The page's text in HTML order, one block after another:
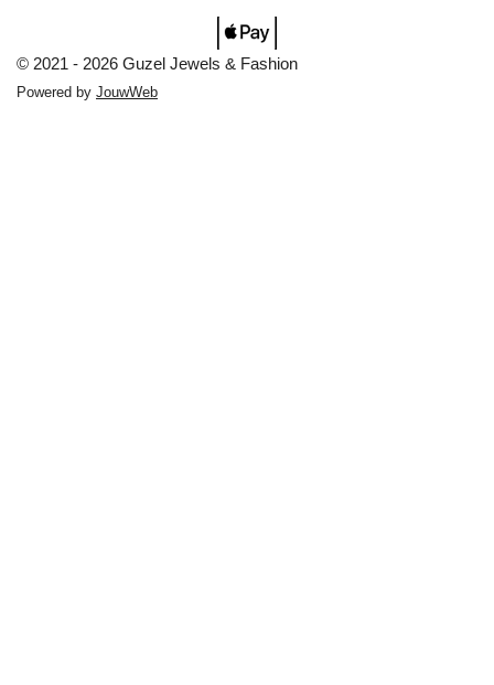
© 2021 - 2026 Guzel Jewels & Fashion
Powered by JouwWeb